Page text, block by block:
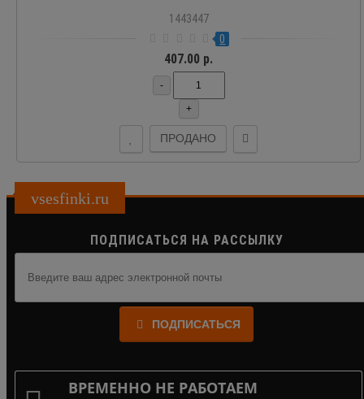
1443447
0
407.00 р.
-
+
ПРОДАНО
vsesfinki.ru
ПОДПИСАТЬСЯ НА РАССЫЛКУ
ПОДПИСАТЬСЯ
ВРЕМЕННО НЕ РАБОТАЕМ